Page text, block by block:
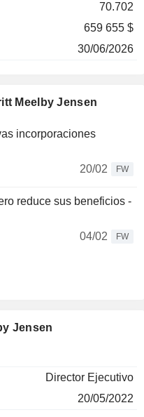
70.702
659 655 $
30/06/2026
Meelby Jensen
incorporaciones
20/02
FW
reduce sus beneficios -
04/02
FW
Jensen
Director Ejecutivo
20/05/2022